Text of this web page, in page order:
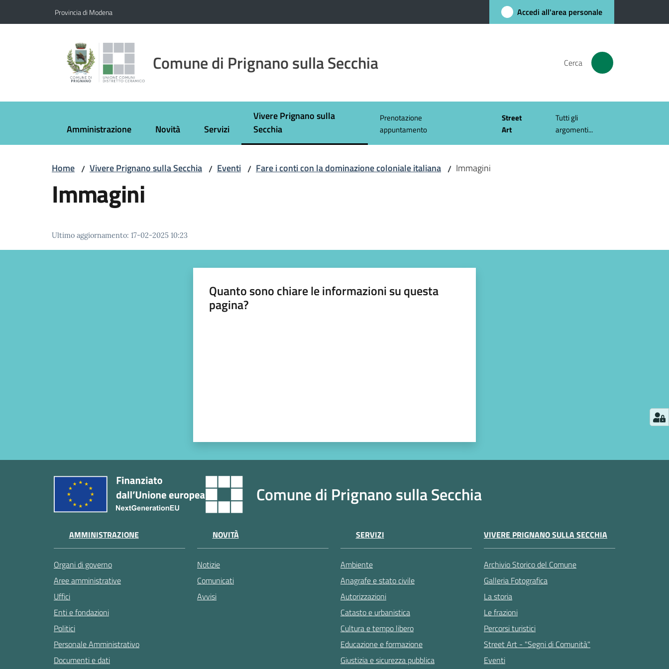
Provincia di Modena Accedi all'area personale
Comune di Prignano sulla Secchia Cerca
Amministrazione Novità Servizi
Vivere Prignano sulla
Secchia
Menu selezionato
Prenotazione
appuntamento
Street
Art
Tutti gli
argomenti...
Home / Vivere Prignano sulla Secchia / Eventi / Fare i conti con la dominazione coloniale italiana / Immagini
Immagini
Ultimo aggiornamento: 17-02-2025 10:23
Quanto sono chiare le informazioni su questa
pagina?
Comune di Prignano sulla Secchia
AMMINISTRAZIONE
Organi di governo
Aree amministrative
Uffici
Enti e fondazioni
Politici
Personale Amministrativo
Documenti e dati
NOVITÀ
Notizie
Comunicati
Avvisi
SERVIZI
Ambiente
Anagrafe e stato civile
Autorizzazioni
Catasto e urbanistica
Cultura e tempo libero
Educazione e formazione
Giustizia e sicurezza pubblica
VIVERE PRIGNANO SULLA SECCHIA
Archivio Storico del Comune
Galleria Fotografica
La storia
Le frazioni
Percorsi turistici
Street Art - "Segni di Comunità"
Eventi